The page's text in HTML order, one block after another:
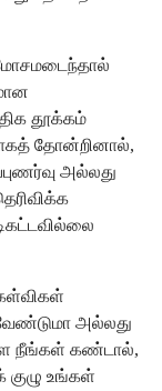
தூக்கம்
தோன்றினால்,
அல்லது
அல்லது
நீங்கள் கண்டால்,
குழு உங்கள்